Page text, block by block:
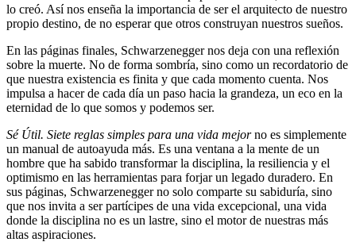
lo creó. Así nos enseña la importancia de ser el arquitecto de nuestro
propio destino, de no esperar que otros construyan nuestros sueños.
En las páginas finales, Schwarzenegger nos deja con una reflexión
sobre la muerte. No de forma sombría, sino como un recordatorio de
que nuestra existencia es finita y que cada momento cuenta. Nos
impulsa a hacer de cada día un paso hacia la grandeza, un eco en la
eternidad de lo que somos y podemos ser.
Sé Útil. Siete reglas simples para una vida mejorno es simplemente
un manual de autoayuda más. Es una ventana a la mente de un
hombre que ha sabido transformar la disciplina, la resiliencia y el
optimismo en las herramientas para forjar un legado duradero. En
sus páginas, Schwarzenegger no solo comparte su sabiduría, sino
que nos invita a ser partícipes de una vida excepcional, una vida
donde la disciplina no es un lastre, sino el motor de nuestras más
altas aspiraciones.